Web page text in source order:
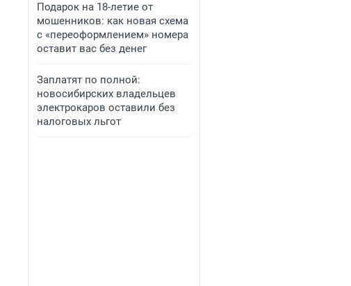
Подарок на 18-летие от
мошенников: как новая схема
с «переоформлением» номера
оставит вас без денег
Заплатят по полной:
новосибирских владельцев
электрокаров оставили без
налоговых льгот